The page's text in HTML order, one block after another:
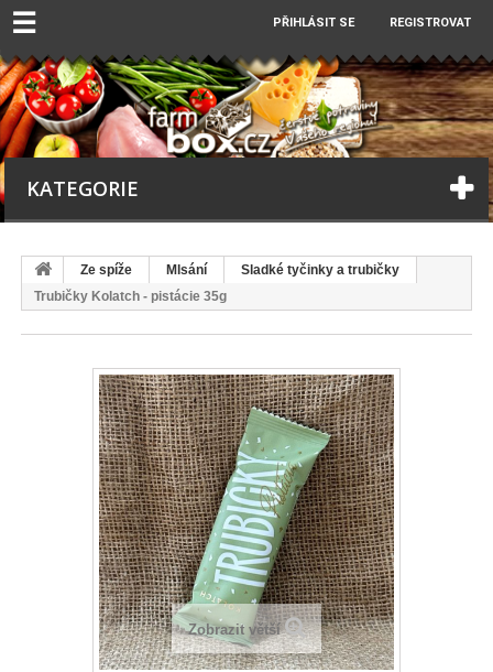
☰ PŘIHLÁSIT SE REGISTROVAT
KATEGORIE
Ze spíže Mlsání
Sladké tyčinky a trubičky
Trubičky Kolatch - pistácie 35g
Zobrazit větší